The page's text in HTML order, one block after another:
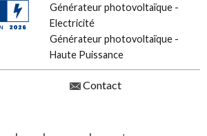
Générateur photovoltaïque -
Electricité
Générateur photovoltaïque -
Haute Puissance
Contact